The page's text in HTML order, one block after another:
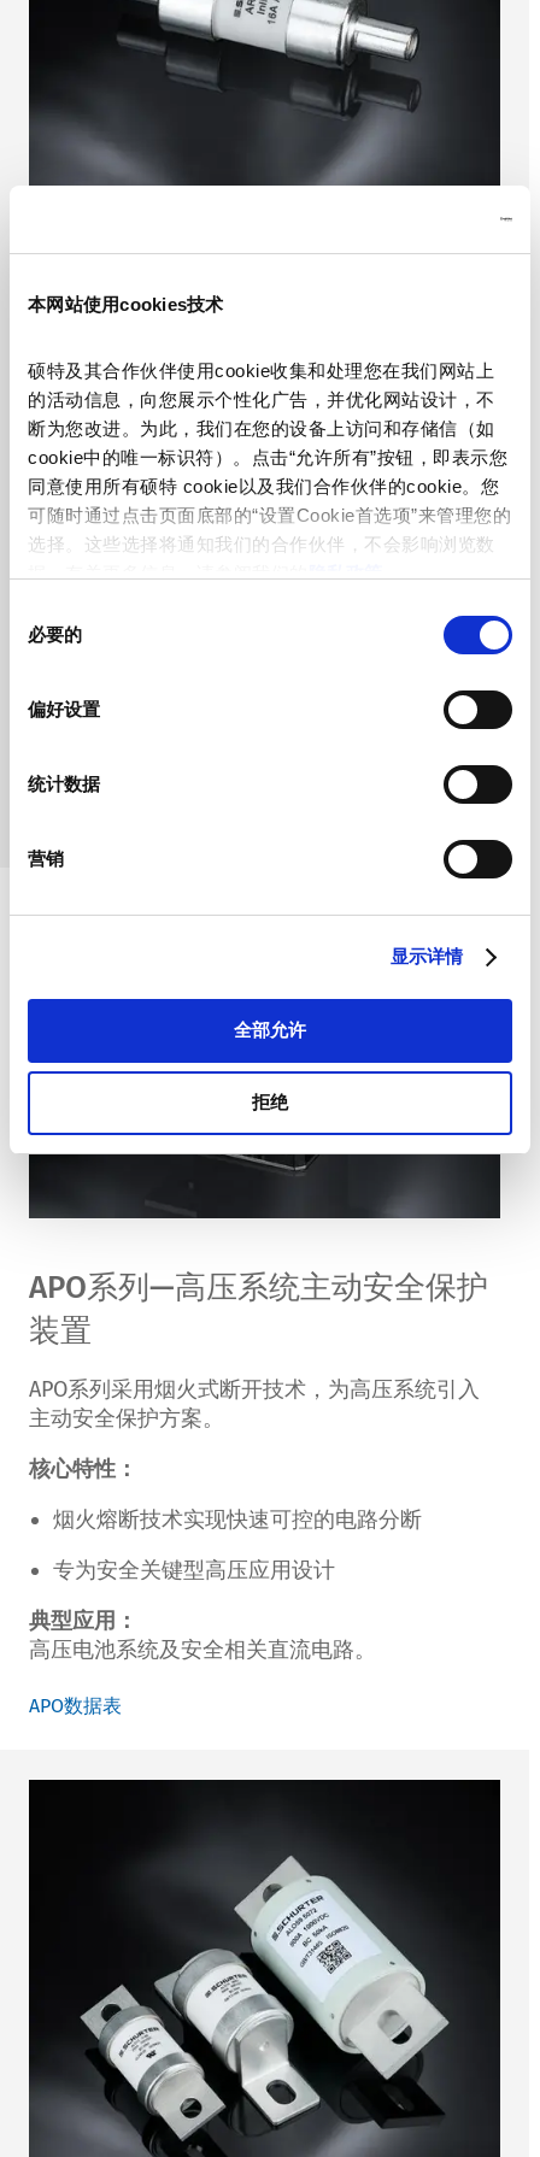
本网站使用cookies技术
硕特及其合作伙伴使用cookie收集和处理您在我们网站上
的活动信息，向您展示个性化广告，并优化网站设计，不
断为您改进。为此，我们在您的设备上访问和存储信（如
cookie中的唯一标识符）。点击“允许所有”按钮，即表示您
同意使用所有硕特 cookie以及我们合作伙伴的cookie。您
可随时通过点击页面底部的“设置Cookie首选项”来管理您的
选择。这些选择将通知我们的合作伙伴，不会影响浏览数
必要的
偏好设置
统计数据
营销
显示详情
全部允许
拒绝
ARO直插式熔断器专为电缆及连接器组件中的紧
凑型高压交流保护而设计。
核心特性：
额定电流：16 A、32 A 及 63 A
直流高遮断容量，最高达50 kA
陶瓷管体配合镀银铜端子
充电线缆、连接器及交流布线系统。
APO系列—高压系统主动安全保护
装置
APO系列采用烟火式断开技术，为高压系统引入
主动安全保护方案。
核心特性：
烟火熔断技术实现快速可控的电路分断
专为安全关键型高压应用设计
典型应用：
高压电池系统及安全相关直流电路。
APO数据表